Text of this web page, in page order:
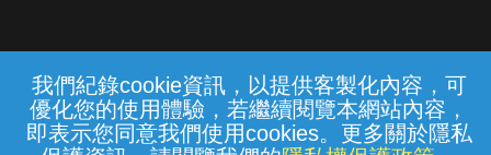
我們紀錄cookie資訊，以提供客製化內容，可
優化您的使用體驗，若繼續閱覽本網站內容，
即表示您同意我們使用cookies。更多關於隱私
常見問題 線上客服 服務條款 隱私權保護
{{notifyMsg}}